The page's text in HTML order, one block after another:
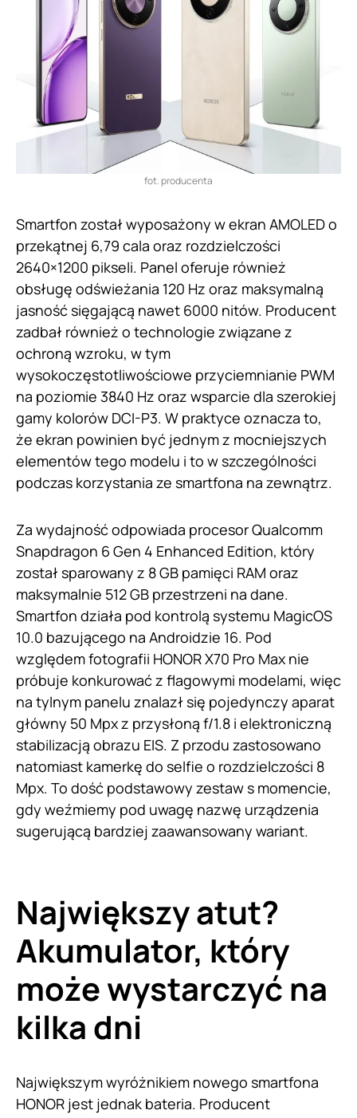
fot. producenta
Smartfon został wyposażony w ekran AMOLED o
przekątnej 6,79 cala oraz rozdzielczości
2640×1200 pikseli. Panel oferuje również
obsługę odświeżania 120 Hz oraz maksymalną
jasność sięgającą nawet 6000 nitów. Producent
zadbał również o technologie związane z
ochroną wzroku, w tym
wysokoczęstotliwościowe przyciemnianie PWM
na poziomie 3840 Hz oraz wsparcie dla szerokiej
gamy kolorów DCI-P3. W praktyce oznacza to,
że ekran powinien być jednym z mocniejszych
elementów tego modelu i to w szczególności
podczas korzystania ze smartfona na zewnątrz.
Za wydajność odpowiada procesor Qualcomm
Snapdragon 6 Gen 4 Enhanced Edition, który
został sparowany z 8 GB pamięci RAM oraz
maksymalnie 512 GB przestrzeni na dane.
Smartfon działa pod kontrolą systemu MagicOS
10.0 bazującego na Androidzie 16. Pod
względem fotografii HONOR X70 Pro Max nie
próbuje konkurować z flagowymi modelami, więc
na tylnym panelu znalazł się pojedynczy aparat
główny 50 Mpx z przysłoną f/1.8 i elektroniczną
stabilizacją obrazu EIS. Z przodu zastosowano
natomiast kamerkę do selfie o rozdzielczości 8
Mpx. To dość podstawowy zestaw s momencie,
gdy weźmiemy pod uwagę nazwę urządzenia
sugerującą bardziej zaawansowany wariant.
Największy atut?
Akumulator, który
może wystarczyć na
kilka dni
Największym wyróżnikiem nowego smartfona
HONOR jest jednak bateria. Producent